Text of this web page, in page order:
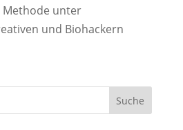
Methode unter
und Biohackern
Suche